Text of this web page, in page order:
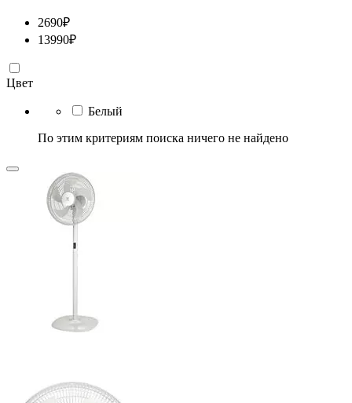
2690₽
13990₽
Цвет
Белый
По этим критериям поиска ничего не найдено